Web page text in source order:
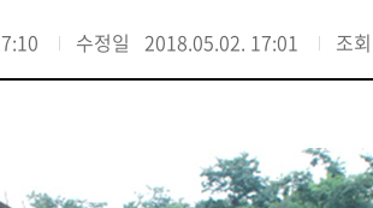
수정일 2018.05.02. 17:01 조회